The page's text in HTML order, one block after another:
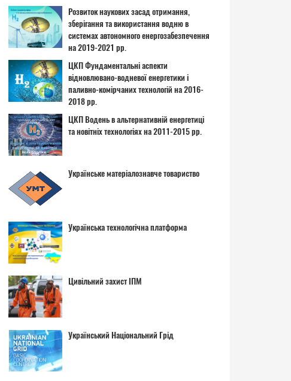
Розвиток наукових засад отримання,
зберігання та використання водню в
системах автономного енергозабезпечення
на 2019-2021 рр.
ЦКП Фундаментальні аспекти
відновлювано-водневої енергетики і
паливно-комірчаних технологій на 2016-
2018 рр.
ЦКП Водень в альтернативній енергетиці
та новітніх технологіях на 2011-2015 рр.
Українське матеріалознавче товариство
Українська технологічна платформа
Цивільний захист ІПМ
Український Національний Грід